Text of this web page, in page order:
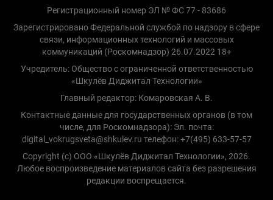
Регистрационный номер ЭЛ № ФС 77 - 83686
Зарегистрировано Федеральной службой по надзору в сфере
связи, информационных технологий и массовых
коммуникаций (Роскомнадзор) 26.07.2022 18+
Учредитель: Общество с ограниченной ответственностью
«Шкулёв Диджитал Технологии»
Главный редактор: Комаровская А. В.
Контактные данные для государственных органов (в том
числе, для Роскомнадзора): Эл. почта:
digital_vokrugsveta@shkulev.ru телефон: +7(495) 633-57-57
Copyright (с) ООО «Шкулёв Диджитал Технологии», 2026.
Любое воспроизведение материалов сайта без разрешения
редакции воспрещается.